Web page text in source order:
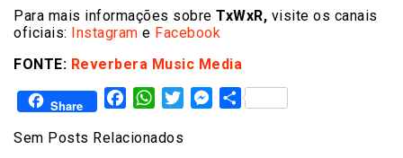
Para mais informações sobre TxWxR, visite os canais
oficiais: Instagram e Facebook
FONTE: Reverbera Music Media
Share FacebookWhatsAppTwitterMessenger
Share
Sem Posts Relacionados